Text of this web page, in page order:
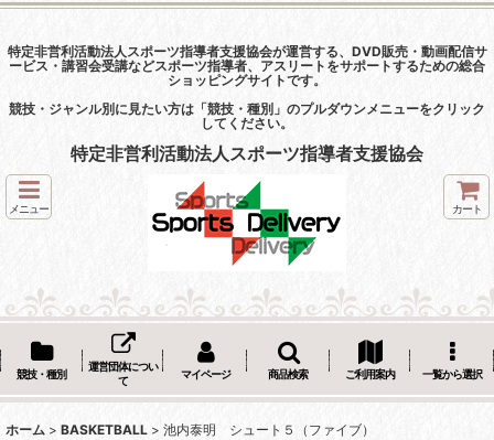
特定非営利活動法人スポーツ指導者支援協会が運営する、DVD販売・動画配信サ
ービス・講習会受講などスポーツ指導者、アスリートをサポートするための総合
ショッピングサイトです。
競技・ジャンル別に見たい方は「競技・種別」のプルダウンメニューをクリック
してください。
特定非営利活動法人スポーツ指導者支援協会
メニュー カート
競技・種別
運営団体につい
て
マイページ 商品検索 ご利用案内 一覧から選択
ホーム > BASKETBALL > 池内泰明 シュート５（ファイブ）